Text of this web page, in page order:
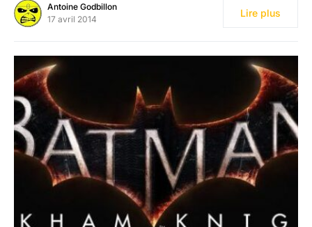
Antoine Godbillon
17 avril 2014
Lire plus